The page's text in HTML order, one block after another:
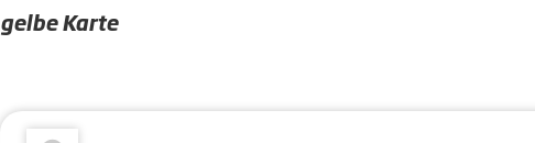
gelbe Karte